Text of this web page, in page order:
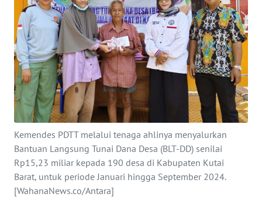
Kemendes PDTT melalui tenaga ahlinya menyalurkan
Bantuan Langsung Tunai Dana Desa (BLT-DD) senilai
Rp15,23 miliar kepada 190 desa di Kabupaten Kutai
Barat, untuk periode Januari hingga September 2024.
[WahanaNews.co/Antara]
Informasi
INDEKS
BERITA
KONTAK
KAMI
INFO
IKLAN
TENTANG
KAMI